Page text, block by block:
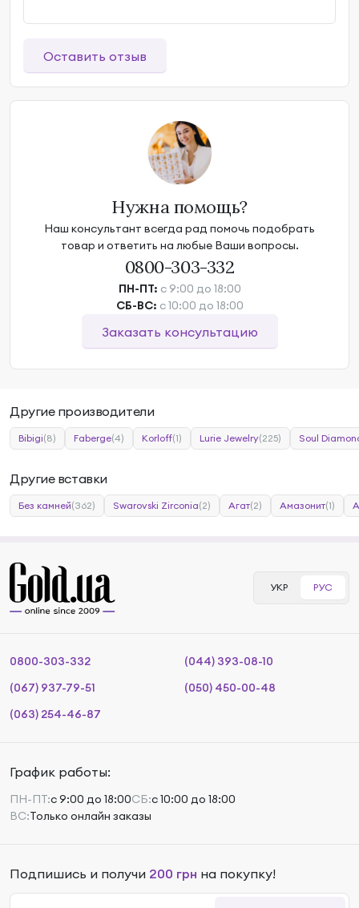
Оставить отзыв
Нужна помощь?
Наш консультант всегда рад помочь подобрать
товар и ответить на любые Ваши вопросы.
0800-303-332
ПН-ПТ: с 9:00 до 18:00
СБ-ВС: с 10:00 до 18:00
Заказать консультацию
Другие производители
Bibigi(8) Faberge(4) Korloff(1) Lurie Jewelry(225) Soul
Другие вставки
Без камней(362) Swarovski Zirconia(2) Агат(2) Амазонит(1)
УКР РУС
0800-303-332
(044) 393-08-10
(067) 937-79-51
(050) 450-00-48
(063) 254-46-87
График работы:
ПН-ПТ:с 9:00 до 18:00СБ:с 10:00 до 18:00
ВС:Только онлайн заказы
Подпишись и получи 200 грн на покупку!